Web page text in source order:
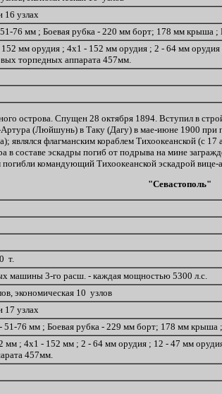
16 узлах
76 мм ; Боевая рубка - 220 мм борт; 178 мм крыша
мм орудия ; 4х1 - 152 мм орудия ; 2 - 64 мм
торпедных аппарата 457мм.
острова. Спущен 28 октября 1894. Вступил в
Артура (Люйшунь) в Таку (Дагу) в мае-июне 1900 при
являлся флагманским кораблем Тихоокеанской (с
составе эскадры погиб от подрыва на мине
погибли командующий Тихоокеанской эскадрой
"Севастополь"
т.
машины 3-го расш. - каждая мощностью 5300 л.с.
экономическая 10 узлов
17 узлах
51-76 мм ; Боевая рубка - 229 мм борт; 178 мм крыша
мм ; 4х1 - 152 мм ; 2 - 64 мм орудия ; 12 - 47 мм
457мм.